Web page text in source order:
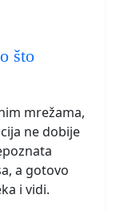
što
mrežama,
ne dobije
a gotovo
i vidi.